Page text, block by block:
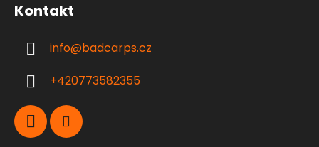
Kontakt
info@badcarps.cz
+420773582355